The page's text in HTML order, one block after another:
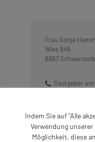
Frau Sonja
Wies 849
6867
Gastgeber
ONLINE
Indem Sie auf "Alle
Verwendung
Möglichkeit, diese